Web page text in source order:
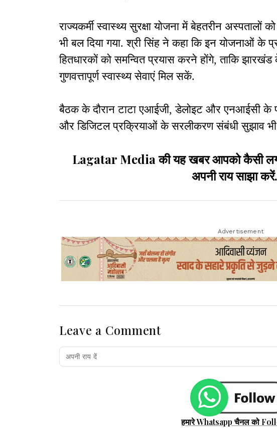
राज्यकर्मी स्वास्थ्य सुरक्षा योजना में बेहतरीन
भी बल दिया गया. श्री सिंह ने कहा कि इन योजनाओं के
हितधारकों को समन्वित प्रयास करने होंगे, ताकि
गुणवत्तापूर्ण स्वास्थ्य सेवाएं मिल सकें.
बैठक के दौरान टाटा एआईजी, डेलोइट और एनआईसी के
और डिजिटल प्रक्रियाओं के सरलीकरण संबंधी सुझाव भी
Lagatar Media की यह खबर आपको कैसी
अपनी राय साझा करें.
Advertisement
Leave a Comment
हमारे Whatsapp चैनल को